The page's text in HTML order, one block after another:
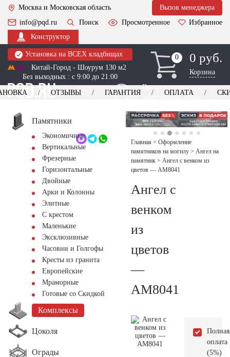
Москва и Московская область
Вызов менеджера
info@pqd.ru
Поиск Просмотренное
Избранное
Конструктор
Установка на ВСЕХ кладбищах
Китай-Город - Шоурум 130 м2
Без выходных : с 9:00 до 21:00
0
0 0 руб.
Корзина
Выезд менеджера для
оформления заказа
+7 (495) 518-44-23
Обратный звонок
ОТЗЫВЫ ГАРАНТИЯ ОПЛАТА
Памятники
Экономичные
Вертикальные
Фрезерные
Горизонтальные
Двойные
Арки и Колонны
Элитные
С крестом
Маленькие
Эксклюзивные
Часовни и Голгофы
Кресты из гранита
Европейские
Мраморные
Готовые со Скидкой
Комплексы
Цоколя
Ограды
Главная > Оформление
памятников на могилу > Ангел на
памятник > Ангел с венком из
цветов — AM8041
Ангел с
венком
из
цветов
—
AM8041
Полная
оплата
(5%)